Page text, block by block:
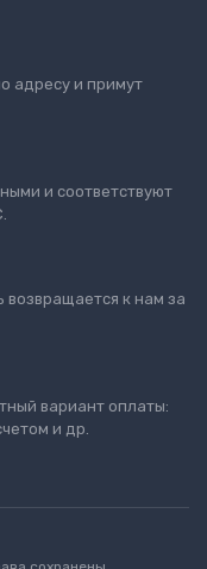
адресу и примут
и соответствуют
к нам за
вариант оплаты:
и др.